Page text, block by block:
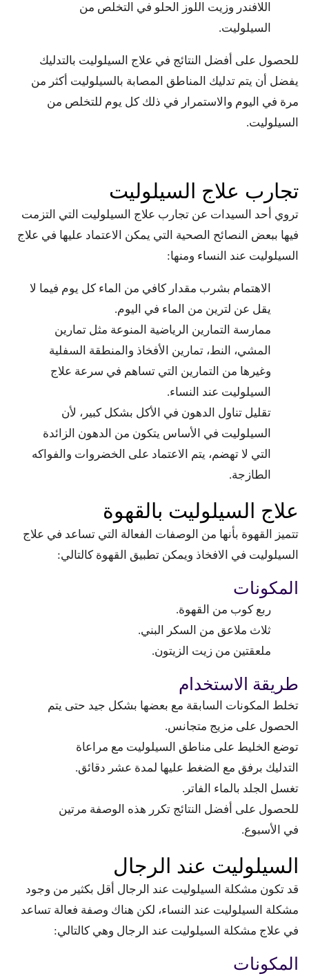
اللافندر وزيت اللوز الحلو في التخلص من
السيلوليت.
للحصول على أفضل النتائج في علاج السيلوليت بالتدليك
يفضل أن يتم تدليك المناطق المصابة بالسيلوليت أكثر من
مرة في اليوم والاستمرار في ذلك كل يوم للتخلص من
السيلوليت.
تجارب علاج السيلوليت
تروي أحد السيدات عن تجارب علاج السيلوليت التي التزمت
فيها ببعض النصائح الصحية التي يمكن الاعتماد عليها في علاج
السيلوليت عند النساء ومنها:
الاهتمام بشرب مقدار كافي من الماء كل يوم فيما لا
يقل عن لترين من الماء في اليوم.
ممارسة التمارين الرياضية المنوعة مثل تمارين
المشي، النط، تمارين الأفخاذ والمنطقة السفلية
وغيرها من التمارين التي تساهم في سرعة علاج
السيلوليت عند النساء.
تقليل تناول الدهون في الأكل بشكل كبير، لأن
السيلوليت في الأساس يتكون من الدهون الزائدة
التي لا تهضم، يتم الاعتماد على الخضروات والفواكه
الطازجة.
علاج السيلوليت بالقهوة
تتميز القهوة بأنها من الوصفات الفعالة التي تساعد في علاج
السيلوليت في الافخاذ ويمكن تطبيق القهوة كالتالي:
المكونات
ربع كوب من القهوة.
ثلاث ملاعق من السكر البني.
ملعقتين من زيت الزيتون.
طريقة الاستخدام
تخلط المكونات السابقة مع بعضها بشكل جيد حتى يتم
الحصول على مزيج متجانس.
توضع الخليط على مناطق السيلوليت مع مراعاة
التدليك برفق مع الضغط عليها لمدة عشر دقائق.
تغسل الجلد بالماء الفاتر.
للحصول على أفضل النتائج تكرر هذه الوصفة مرتين
في الأسبوع.
السيلوليت عند الرجال
قد تكون مشكلة السيلوليت عند الرجال أقل بكثير من وجود
مشكلة السيلوليت عند النساء، لكن هناك وصفة فعالة تساعد
في علاج مشكلة السيلوليت عند الرجال وهي كالتالي:
المكونات